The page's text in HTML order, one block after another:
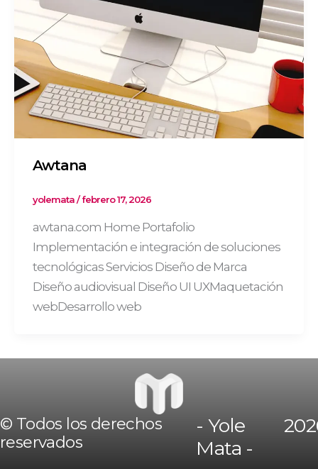
Awtana
yolemata/febrero 17, 2026
awtana.com Home Portafolio
Implementación e integración de soluciones
tecnológicas Servicios Diseño de Marca
Diseño audiovisual Diseño UI UXMaquetación
webDesarrollo web
© Todos los derechos
reservados
- Yole
Mata -